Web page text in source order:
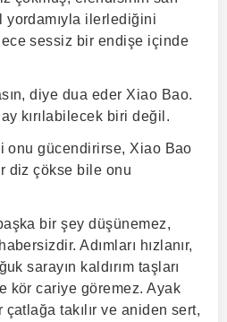
yordamıyla ilerlediğini
sessiz bir endişe içinde
diye dua eder Xiao Bao.
kırılabilecek biri değil.
onu gücendirirse, Xiao Bao
diz çökse bile onu
bir şey düşünemez,
Adımları hızlanır,
sarayın kaldırım taşları
kör cariye göremez. Ayak
takılır ve aniden sert,